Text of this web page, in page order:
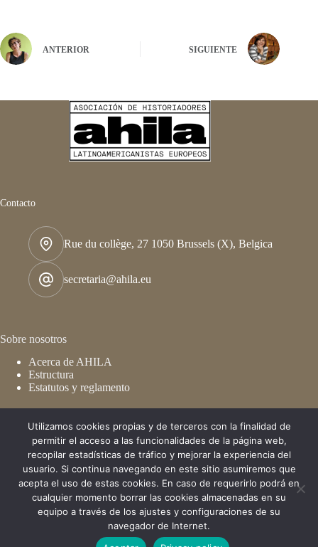
ANTERIOR SIGUIENTE
Contacto
Rue du collège, 27 1050 Brussels (X), Belgica
secretaria@ahila.eu
Sobre nosotros
Acerca de AHILA
Estructura
Estatutos y reglamento
De interés
Congresos
Membresía
Publicaciones
AHILA - Asociación de Historiadores Latinoamericanistas
Europeos. Todos los derechos reservados © 2026 - Soportada
pormarango.com.co
Utilizamos cookies propias y de terceros con la finalidad de
permitir el acceso a las funcionalidades de la página web,
recopilar estadísticas de tráfico y mejorar la experiencia del
usuario. Si continua navegando en este sitio asumiremos que
acepta el uso de estas cookies. En caso de requerirlo podrá en
cualquier momento borrar las cookies almacenadas en su
equipo a través de los ajustes y configuraciones de su
navegador de Internet.